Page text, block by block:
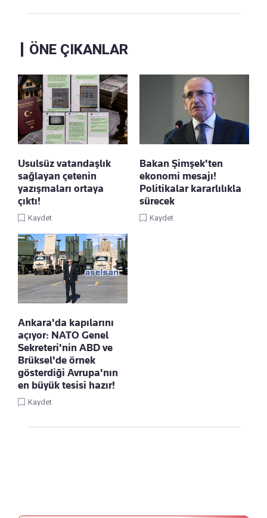
ÖNE ÇIKANLAR
Usulsüz vatandaşlık
sağlayan çetenin
yazışmaları ortaya
çıktı!
Kaydet
Bakan Şimşek'ten
ekonomi mesajı!
Politikalar kararlılıkla
sürecek
Kaydet
Ankara'da kapılarını
açıyor: NATO Genel
Sekreteri'nin ABD ve
Brüksel'de örnek
gösterdiği Avrupa'nın
en büyük tesisi hazır!
Kaydet